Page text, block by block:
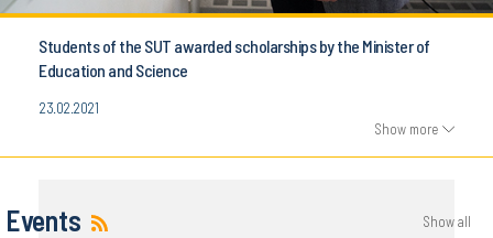
Students of the SUT awarded scholarships by the Minister of
Education and Science
23.02.2021
Show more
Events Show all